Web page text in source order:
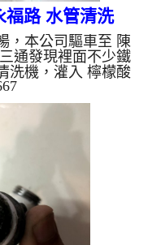
福路 水管清洗
，本公司驅車至 陳
通發現裡面不少鐵
洗機，灌入 檸檬酸
啟 水管清洗機 ，啟
色髒水，看起來跟
時後，管路清洗乾
水，如水管老化，
水就會是咖啡色，
黑色管垢，洗出來
色的水，是因為裡
...